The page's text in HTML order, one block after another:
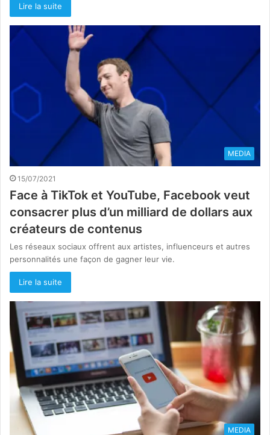
Lire la suite
MEDIA
15/07/2021
Face à TikTok et YouTube, Facebook veut
consacrer plus d’un milliard de dollars aux
créateurs de contenus
Les réseaux sociaux offrent aux artistes, influenceurs et autres
personnalités une façon de gagner leur vie.
Lire la suite
MEDIA